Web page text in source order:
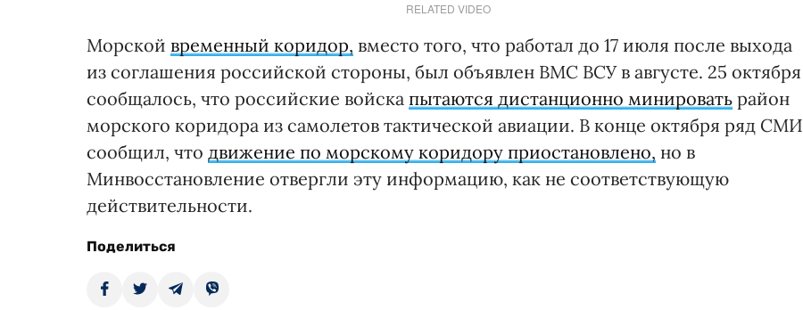
RELATED VIDEO
Морской временный коридор, вместо того, что работал до 17 июля после выхода
из соглашения российской стороны, был объявлен ВМС ВСУ в августе. 25 октября
сообщалось, что российские войска пытаются дистанционно минировать район
морского коридора из самолетов тактической авиации. В конце октября ряд СМИ
сообщил, что движение по морскому коридору приостановлено, но в
Минвосстановление отвергли эту информацию, как не соответствующую
действительности.
Поделиться